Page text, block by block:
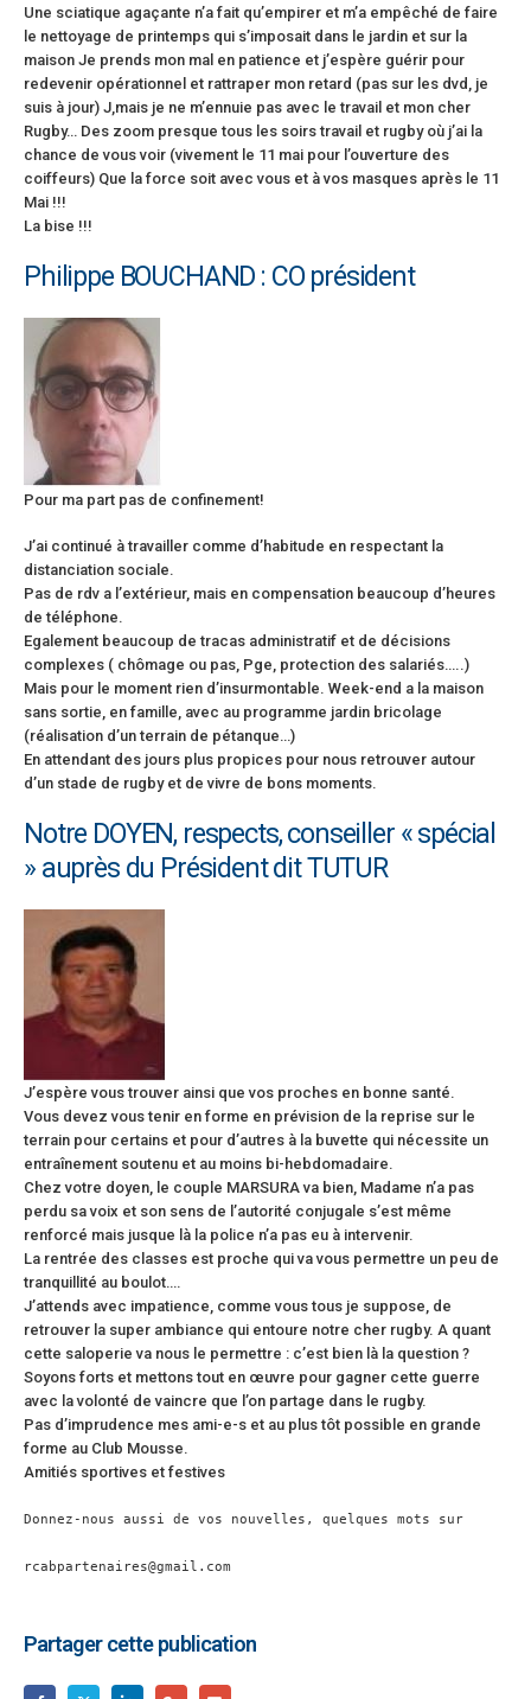
Une sciatique agaçante n’a fait qu’empirer et m’a empêché de faire
le nettoyage de printemps qui s’imposait dans le jardin et sur la
maison Je prends mon mal en patience et j’espère guérir pour
redevenir opérationnel et rattraper mon retard (pas sur les dvd, je
suis à jour) J,mais je ne m’ennuie pas avec le travail et mon cher
Rugby… Des zoom presque tous les soirs travail et rugby où j’ai la
chance de vous voir (vivement le 11 mai pour l’ouverture des
coiffeurs) Que la force soit avec vous et à vos masques après le 11
Mai !!!
La bise !!!
Philippe BOUCHAND : CO président
Pour ma part pas de confinement!
J’ai continué à travailler comme d’habitude en respectant la
distanciation sociale.
Pas de rdv a l’extérieur, mais en compensation beaucoup d’heures
de téléphone.
Egalement beaucoup de tracas administratif et de décisions
complexes ( chômage ou pas, Pge, protection des salariés…..)
Mais pour le moment rien d’insurmontable. Week-end a la maison
sans sortie, en famille, avec au programme jardin bricolage
(réalisation d’un terrain de pétanque…)
En attendant des jours plus propices pour nous retrouver autour
d’un stade de rugby et de vivre de bons moments.
Notre DOYEN, respects, conseiller « spécial
» auprès du Président dit TUTUR
‌J’espère vous trouver ainsi que vos proches en bonne santé.
Vous devez vous tenir en forme en prévision de la reprise sur le
terrain pour certains et pour d’autres à la buvette qui nécessite un
entraînement soutenu et au moins bi-hebdomadaire.
Chez votre doyen, le couple MARSURA va bien, Madame n’a pas
perdu sa voix et son sens de l’autorité conjugale s’est même
renforcé mais jusque là la police n’a pas eu à intervenir.
La rentrée des classes est proche qui va vous permettre un peu de
tranquillité au boulot….
J’attends avec impatience, comme vous tous je suppose, de
retrouver la super ambiance qui entoure notre cher rugby. A quant
cette saloperie va nous le permettre : c’est bien là la question ?
Soyons forts et mettons tout en œuvre pour gagner cette guerre
avec la volonté de vaincre que l’on partage dans le rugby.
Pas d’imprudence mes ami-e-s et au plus tôt possible en grande
forme au Club Mousse.
Amitiés sportives et festives
Donnez-nous aussi de vos nouvelles, quelques mots sur
rcabpartenaires@gmail.com
Partager cette publication